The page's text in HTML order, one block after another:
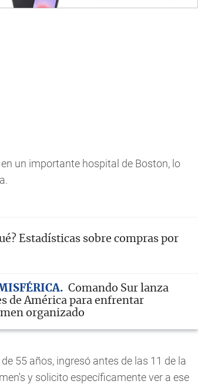
un importante hospital de Boston, lo
Estadísticas sobre compras por
Comando Sur lanza
de América para enfrentar
organizado
55 años, ingresó antes de las 11 de la
y solicito específicamente ver a ese